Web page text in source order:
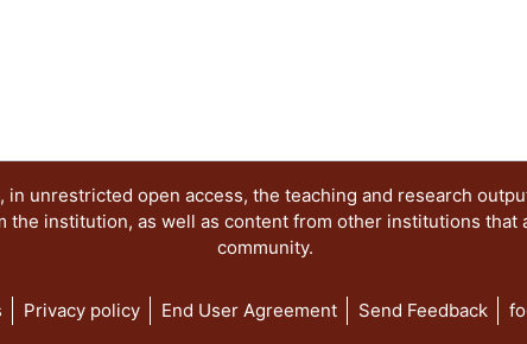
unrestricted open access, the teaching and research
the institution, as well as content from other institutions
community.
Privacy policy End User Agreement Send Feedback